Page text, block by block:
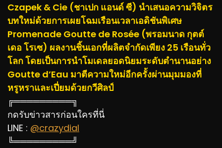
Czapek & Cie (ชาเปก แอนด์ ซี) นำเสนอความวิจิตร
บทใหม่ด้วยการเผยโฉมเรือนเวลาเอดิชันพิเศษ
Promenade Goutte de Rosée (พรอมนาด กุตต์
เดอ โรเซ) ผลงานชิ้นเอกที่ผลิตจำกัดเพียง 25 เรือนทั่ว
โลก โดยเป็นการนำโมเดลยอดนิยมระดับตำนานอย่าง
Goutte d’Eau มาตีความใหม่อีกครั้งผ่านมุมมองที่
หรูหราและเปี่ยมด้วยกวีศิลป์
╔═════════╗
กดรับข่าวสารก่อนใครที่นี่
LINE : @crazydial
╚═════════╝